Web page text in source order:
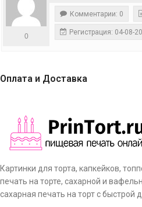
0
Комментарии: 0
Регистрация: 04-08-
Оплата и Доставка
Картинки для торта, капкейков,
печать на торте, сахарной и
сахарная печать на торт с быстрой